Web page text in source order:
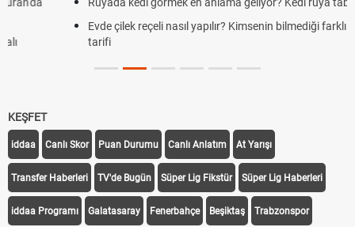
Evde çilek reçeli nasıl yapılır? Kimsenin bilmediği farklı çilek reçeli
KEŞFET
iddaa Canlı Skor Puan Durumu Canlı Anlatım At Yarışı
Transfer Haberleri TV'de Bugün Süper Lig Fikstür Süper Lig Haberleri
iddaa Programı Galatasaray Fenerbahçe Beşiktaş Trabzonspor